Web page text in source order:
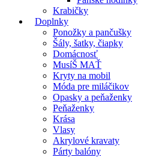
Krabičky
Doplnky
Ponožky a pančušky
Šály, šatky, čiapky
Domácnosť
MusíŠ MAŤ
Kryty na mobil
Móda pre miláčikov
Opasky a peňaženky
Peňaženky
Krása
Vlasy
Akrylové kravaty
Párty balóny